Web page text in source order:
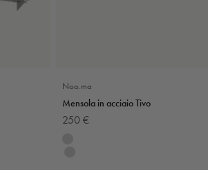
Noo.ma
Mensola in acciaio Tivo
Prezzo scontato
250 €